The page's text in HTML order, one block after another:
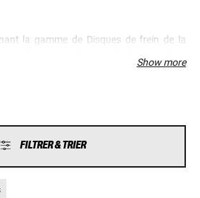
la gamme de Disques de frein de la
Show more
FILTRER & TRIER